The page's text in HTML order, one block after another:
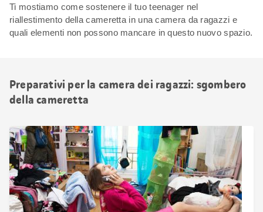
Ti mostiamo come sostenere il tuo teenager nel
riallestimento della cameretta in una camera da ragazzi e
quali elementi non possono mancare in questo nuovo spazio.
Preparativi per la camera dei ragazzi: sgombero
della cameretta